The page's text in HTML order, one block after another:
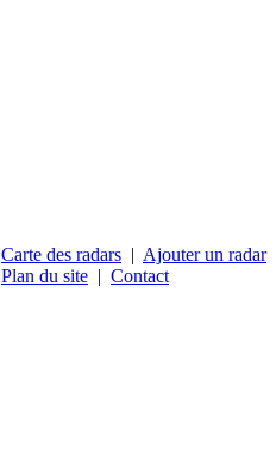
Carte des radars | Ajouter un radar
Plan du site | Contact